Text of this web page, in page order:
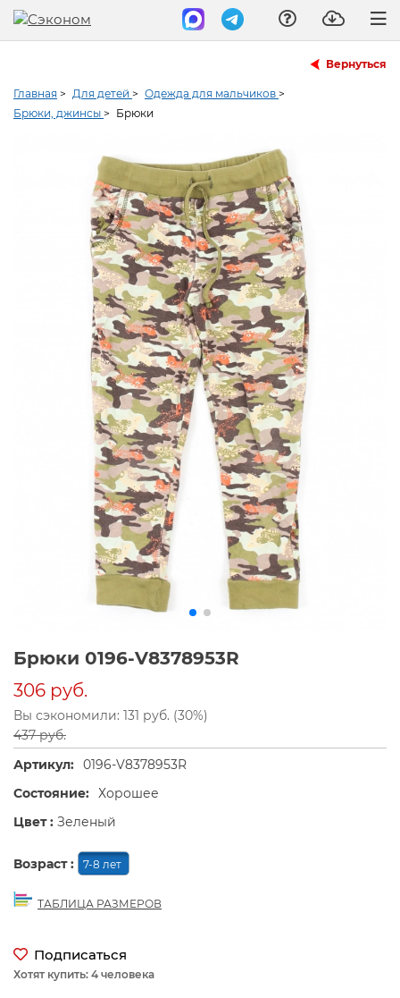
Вернуться
Главная > Для детей > Одежда для мальчиков >
Брюки, джинсы > Брюки
Брюки 0196-V8378953R
306 руб.
Вы сэкономили: 131 руб. (30%)
437 руб.
Артикул: 0196-V8378953R
Состояние: Хорошее
Цвет : Зеленый
Возраст : 7-8 лет
ТАБЛИЦА РАЗМЕРОВ
Подписаться
Хотят купить: 4 человека